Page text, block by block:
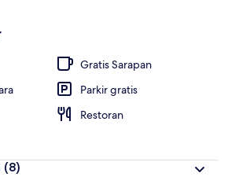
Pemandangan dari udara
Gratis Sarapan
Parkir gratis
Restoran
(8)